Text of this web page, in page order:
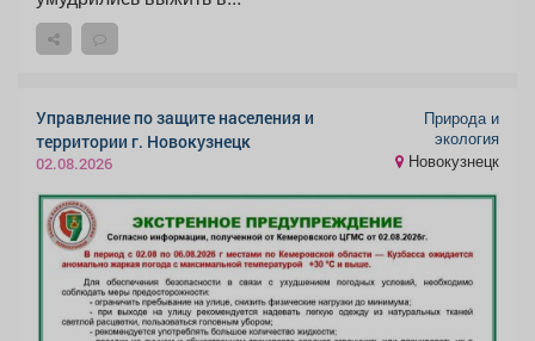
Управление по защите населения и
территории г. Новокузнецк
02.08.2026
Природа и
экология
Новокузнецк